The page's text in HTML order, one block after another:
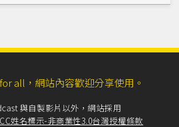
all，網站內容歡迎分享使用。
與自製影片以外，網站採用
CC姓名標示-非商業性3.0台灣授權條款